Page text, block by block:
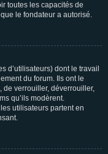
toutes les capacités de
le fondateur a autorisé.
d’utilisateurs) dont le travail
du forum. Ils ont le
de verrouiller, déverrouiller,
qu’ils modèrent.
utilisateurs partent en